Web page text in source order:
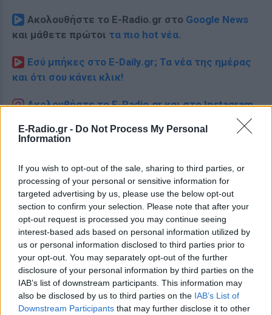
E-Radio.gr - Do Not Process My Personal
Information
If you wish to opt-out of the sale, sharing to third parties, or
processing of your personal or sensitive information for
targeted advertising by us, please use the below opt-out
section to confirm your selection. Please note that after your
opt-out request is processed you may continue seeing
interest-based ads based on personal information utilized by
us or personal information disclosed to third parties prior to
your opt-out. You may separately opt-out of the further
disclosure of your personal information by third parties on the
IAB’s list of downstream participants. This information may
also be disclosed by us to third parties on the IAB’s List of
Downstream Participants that may further disclose it to other
Ακολουθήστε το E-Radio.gr στο Google News
και μάθετε πρώτοι τα πιο hot νέα.
Εσύ μπήκες στο E-Daily.gr; Τα νέα της ημέρας
και ότι σου κάνει κλικ!
Ακολουθήστε το E-Radio.gr και στο Instagram
ΔΙΑΦΗΜΙΣΗ